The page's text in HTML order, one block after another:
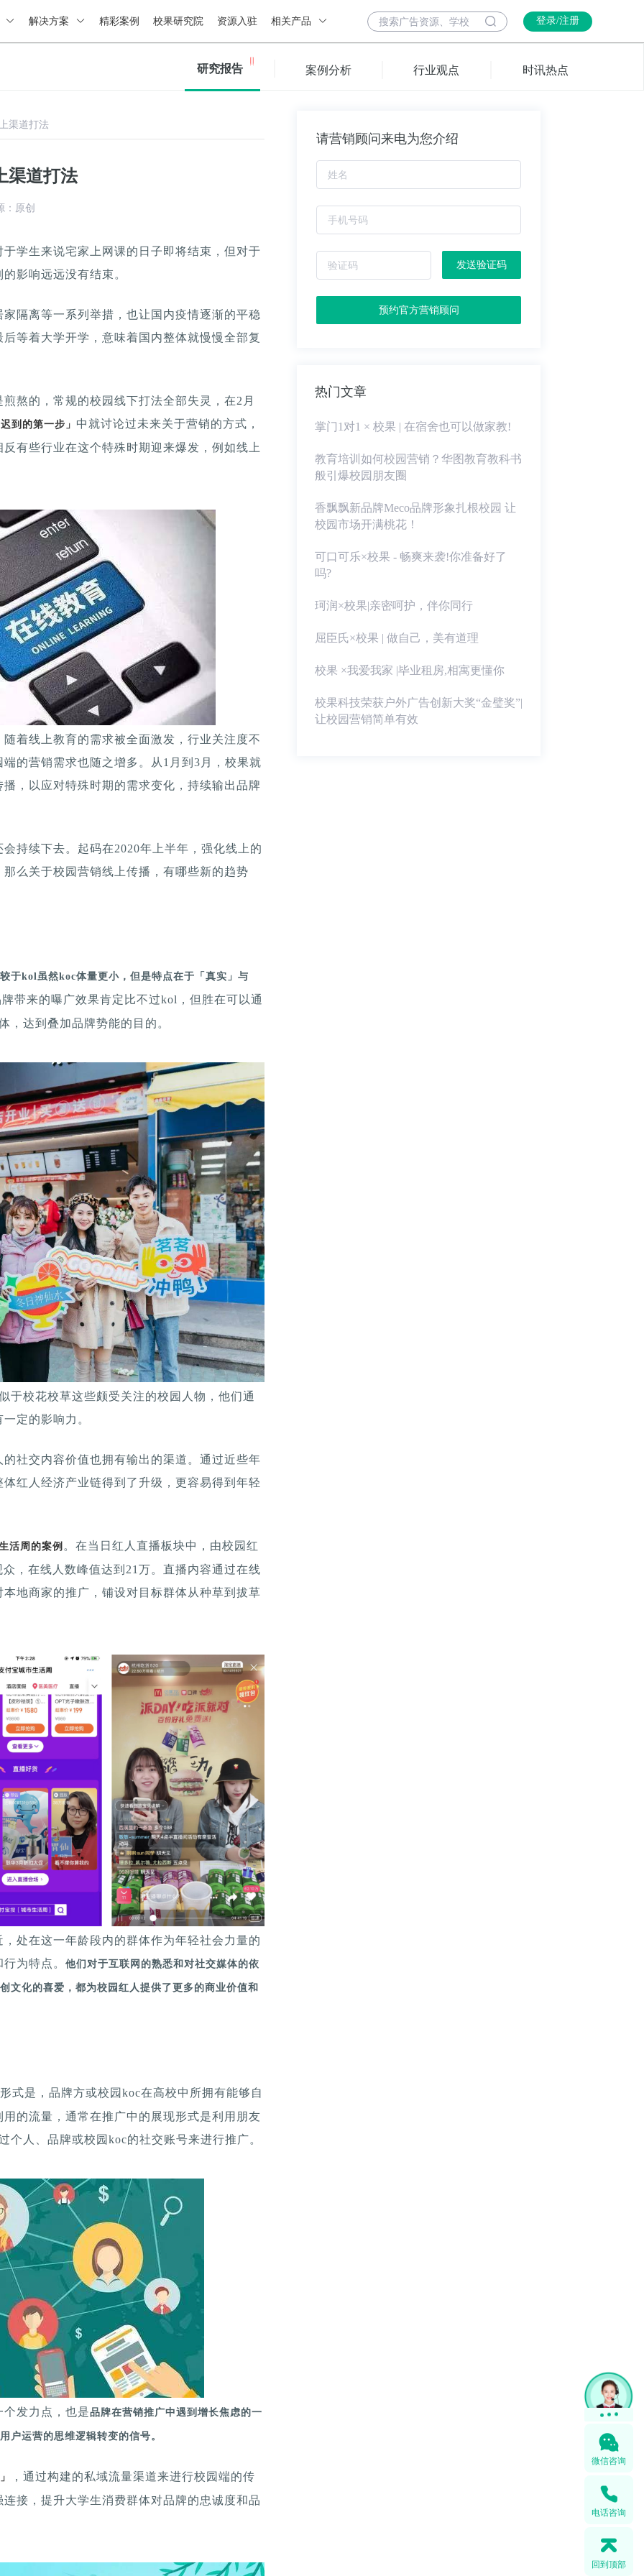
解决方案 精彩案例 校果研究院 资源入驻 相关产品 登录/注册
研究报告 案例分析 行业观点 时讯热点
渠道打法
渠道打法
：原创
学生来说宅家上网课的日子即将结束，但对于
影响远远没有结束。
隔离等一系列举措，也让国内疫情逐渐的平稳
等着大学开学，意味着国内整体就慢慢全部复
熬的，常规的校园线下打法全部失灵，在2月
到的第一步」 中就讨论过未来关于营销的方式，
有些行业在这个特殊时期迎来爆发，例如线上
着线上教育的需求被全面激发，行业关注度不
的营销需求也随之增多。从1月到3月，校果就
，以应对特殊时期的需求变化，持续输出品牌
持续下去。起码在2020年上半年，强化线上的
么关于校园营销线上传播，有哪些新的趋势
于kol虽然koc体量更小，但是特点在于「真实」与
带来的曝广效果肯定比不过kol，但胜在可以通
，达到叠加品牌势能的目的。
于校花校草这些颇受关注的校园人物，他们通
定的影响力。
社交内容价值也拥有输出的渠道。通过近些年
红人经济产业链得到了升级，更容易得到年轻
活周的案例 。在当日红人直播板块中，由校园红
，在线人数峰值达到21万。直播内容通过在线
地商家的推广，铺设对目标群体从种草到拔草
处在这一年龄段内的群体作为年轻社会力量的
为特点。 他们对于互联网的熟悉和对社交媒体的依
文化的喜爱，都为校园红人提供了更多的商业价值和
式是，品牌方或校园koc在高校中所拥有能够自
的流量，通常在推广中的展现形式是利用朋友
个人、品牌或校园koc的社交账号来进行推广。
发力点，也是品牌在营销推广中遇到增长焦虑的一
户运营的思维逻辑转变的信号。
，通过构建的私域流量渠道来进行校园端的传
接，提升大学生消费群体对品牌的忠诚度和品
请营销顾问来电为您介绍
发送验证码
预约官方营销顾问
热门文章
掌门1对1 × 校果 | 在宿舍也可以做家教!
教育培训如何校园营销？华图教育教科书
般引爆校园朋友圈
香飘飘新品牌Meco品牌形象扎根校园 让
校园市场开满桃花！
可口可乐×校果 - 畅爽来袭!你准备好了
吗?
珂润×校果|亲密呵护，伴你同行
屈臣氏×校果 | 做自己，美有道理
校果 ×我爱我家 |毕业租房,相寓更懂你
校果科技荣获户外广告创新大奖“金璧奖”|
让校园营销简单有效
在线咨询
微信咨询
电话咨询
回到顶部